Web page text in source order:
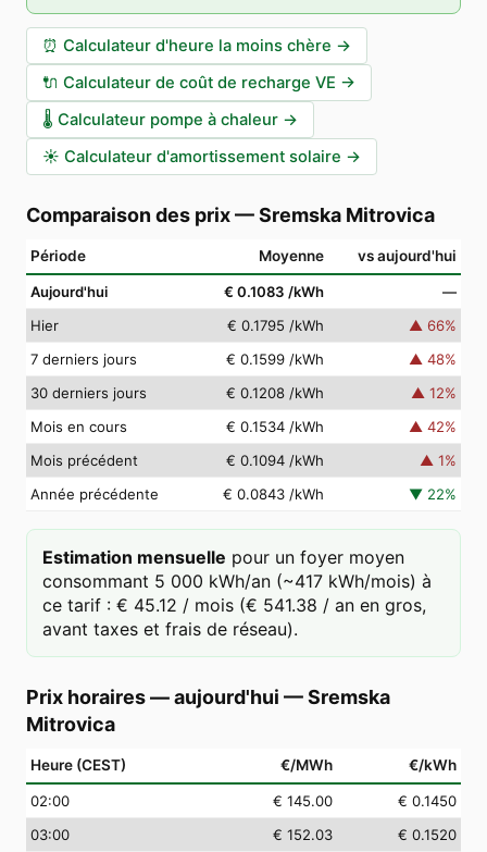
⏰ Calculateur d'heure la moins chère →
🔌 Calculateur de coût de recharge VE →
🌡️ Calculateur pompe à chaleur →
☀️ Calculateur d'amortissement solaire →
Comparaison des prix—Sremska Mitrovica
Période Moyenne vs aujourd'hui
Aujourd'hui € 0.1083 /kWh
—
Hier
€ 0.1795 /kWh ▲ 66%
7 derniers jours
€ 0.1599 /kWh ▲ 48%
30 derniers jours
€ 0.1208 /kWh ▲ 12%
Mois en cours
€ 0.1534 /kWh ▲ 42%
Mois précédent
€ 0.1094 /kWh ▲ 1%
Année précédente
€ 0.0843 /kWh ▼ 22%
Estimation mensuelle pour un foyer moyen
consommant 5 000 kWh/an (~417 kWh/mois) à
ce tarif : € 45.12 / mois (€ 541.38 / an en gros,
avant taxes et frais de réseau).
Prix horaires — aujourd'hui —Sremska
Mitrovica
Heure (CEST) €/MWh €/kWh
02:00 € 145.00
€ 0.1450
03:00 € 152.03
€ 0.1520